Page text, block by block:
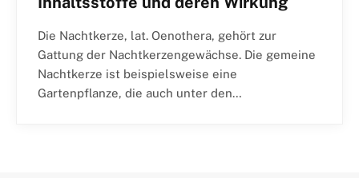
Die Nachtkerze, lat. Oenothera, gehört zur
Gattung der Nachtkerzengewächse. Die gemeine
Nachtkerze ist beispielsweise eine
Gartenpflanze, die auch unter den…